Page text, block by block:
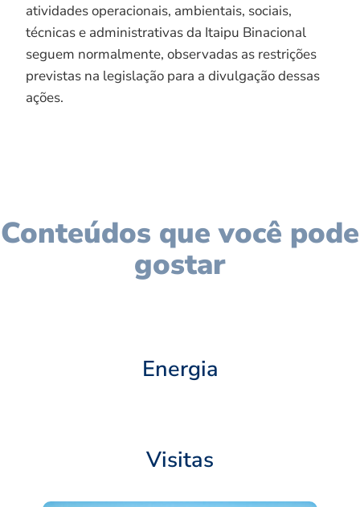
atividades operacionais, ambientais, sociais,
técnicas e administrativas da Itaipu Binacional
seguem normalmente, observadas as restrições
previstas na legislação para a divulgação dessas
ações.
Conteúdos que você pode
gostar
Energia
Visitas